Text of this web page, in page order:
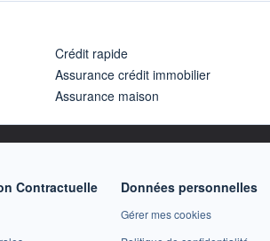
Crédit rapide
Assurance crédit immobilier
Assurance maison
Contractuelle Données personnelles
Gérer mes cookies